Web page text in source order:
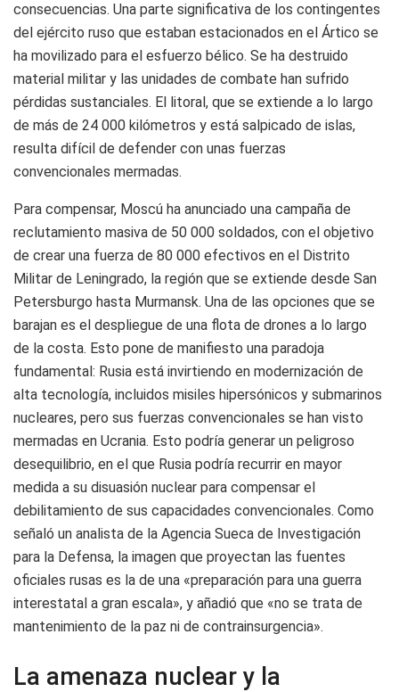
consecuencias. Una parte significativa de los contingentes
del ejército ruso que estaban estacionados en el Ártico se
ha movilizado para el esfuerzo bélico. Se ha destruido
material militar y las unidades de combate han sufrido
pérdidas sustanciales. El litoral, que se extiende a lo largo
de más de 24 000 kilómetros y está salpicado de islas,
resulta difícil de defender con unas fuerzas
convencionales mermadas.
Para compensar, Moscú ha anunciado una campaña de
reclutamiento masiva de 50 000 soldados, con el objetivo
de crear una fuerza de 80 000 efectivos en el Distrito
Militar de Leningrado, la región que se extiende desde San
Petersburgo hasta Murmansk. Una de las opciones que se
barajan es el despliegue de una flota de drones a lo largo
de la costa. Esto pone de manifiesto una paradoja
fundamental: Rusia está invirtiendo en modernización de
alta tecnología, incluidos misiles hipersónicos y submarinos
nucleares, pero sus fuerzas convencionales se han visto
mermadas en Ucrania. Esto podría generar un peligroso
desequilibrio, en el que Rusia podría recurrir en mayor
medida a su disuasión nuclear para compensar el
debilitamiento de sus capacidades convencionales. Como
señaló un analista de la Agencia Sueca de Investigación
para la Defensa, la imagen que proyectan las fuentes
oficiales rusas es la de una «preparación para una guerra
interestatal a gran escala», y añadió que «no se trata de
mantenimiento de la paz ni de contrainsurgencia».
La amenaza nuclear y la